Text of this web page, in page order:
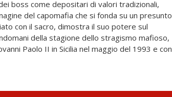
boss come depositari di valori tradizionali,
del capomafia che si fonda su un presunto
con il sacro, dimostra il suo potere sul
Paolo II in Sicilia nel maggio del 1993 e con
che nell’ultima parte si apre a scenari di
l’avvio di un’analisi dei rapporti tra
malavita organizzata nelle realtà messicana,